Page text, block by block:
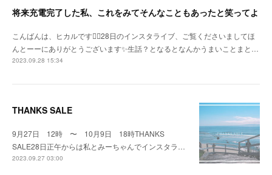
将来充電完了した私、これをみてそんなこともあったと笑ってよ
こんばんは、ヒカルです🙇‍♀️28日のインスタライブ、ご覧くださいましてほ
んとーーにありがとうございます✨生話？となるとなんかうまいことまと…
2023.09.28 15:34
THANKS SALE
9月27日 12時 〜 10月9日 18時THANKS
SALE28日正午からは私とみーちゃんでインスタラ…
2023.09.27 03:00